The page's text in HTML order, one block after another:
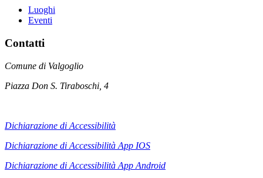
Luoghi
Eventi
Contatti
Comune di Valgoglio
Piazza Don S. Tiraboschi, 4
Dichiarazione di Accessibilità
Dichiarazione di Accessibilità App IOS
Dichiarazione di Accessibilità App Android